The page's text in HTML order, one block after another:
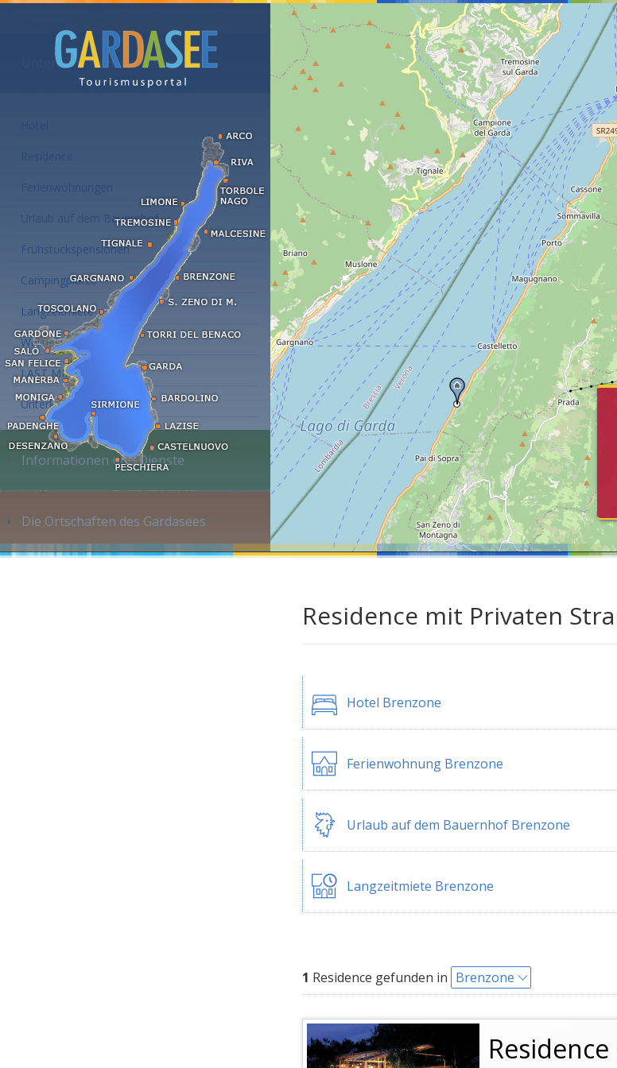
Unterkünfte am Gardasee
Ferienwohnungen
Urlaub auf dem Bauernhof
Frühstückspensionen
Campingplätze
Langzeitmiete
Wellness Hotel
LAST MINUTE
Unterkunft suchen...
Informationen und Dienste
Die Ortschaften des Gardasees
Residence mit Privaten
Hotel Brenzone
Ferienwohnung Brenzone
Urlaub auf dem Bauernhof Brenzone
Langzeitmiete Brenzone
1 Residence gefunden in Brenzone